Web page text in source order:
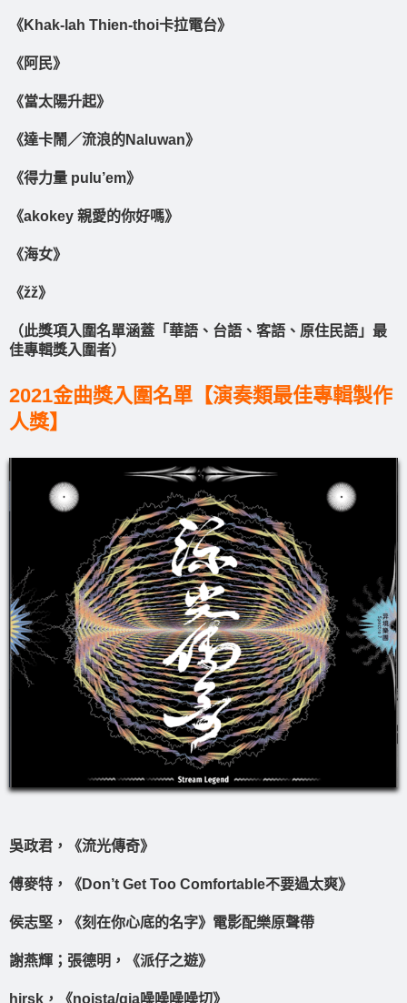
《Khak-lah Thien-thoi卡拉電台》
《阿民》
《當太陽升起》
《達卡鬧／流浪的Naluwan》
《得力量 pulu’em》
《akokey 親愛的你好嗎》
《海女》
《žž》
（此獎項入圍名單涵蓋「華語、台語、客語、原住民語」最
佳專輯獎入圍者）
2021金曲獎入圍名單【演奏類最佳專輯製作
人獎】
吳政君，《流光傳奇》
傅麥特，《Don’t Get Too Comfortable不要過太爽》
侯志堅，《刻在你心底的名字》電影配樂原聲帶
謝燕輝；張德明，《派仔之遊》
hirsk，《noista/gia噪噪噪噪切》